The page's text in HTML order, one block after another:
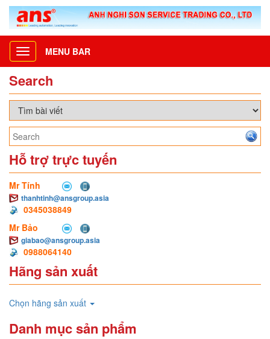
Toggle
navigation
MENU BAR
Search
Hỗ trợ trực tuyến
Mr Tính
thanhtinh@ansgroup.asia
0345038849
Mr Bảo
giabao@ansgroup.asia
0988064140
Hãng sản xuất
Chọn hãng sản xuất
Danh mục sản phẩm